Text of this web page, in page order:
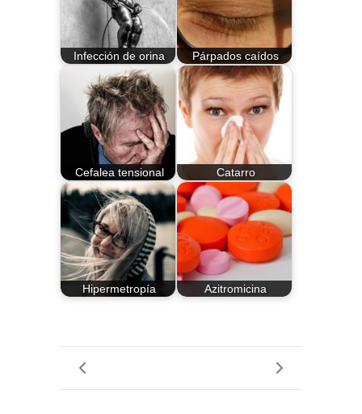
Infección de orina Párpados caídos
Cefalea tensional Catarro
Hipermetropía Azitromicina